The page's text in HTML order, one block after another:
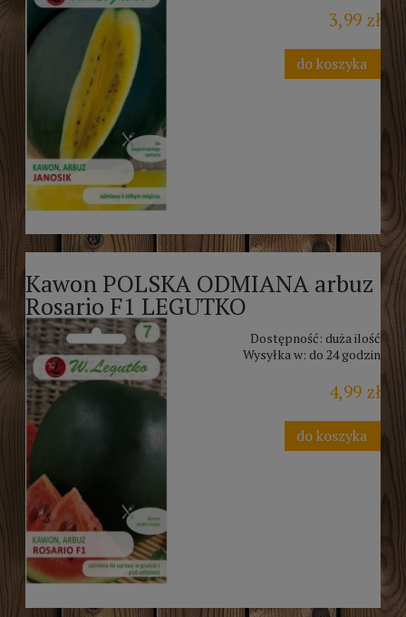
3,99 zł
do koszyka
Kawon POLSKA ODMIANA arbuz
Rosario F1 LEGUTKO
Dostępność: duża ilość
Wysyłka w: do 24 godzin
4,99 zł
do koszyka